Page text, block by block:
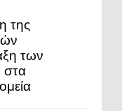
της
των
στα